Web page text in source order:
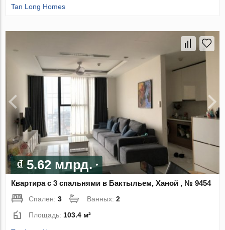
Tan Long Homes
₫ 5.62 млрд.
Квартира с 3 спальнями в Бактыльем, Ханой , № 9454
Спален:3 Ванных:2
Площадь: 103.4 м²